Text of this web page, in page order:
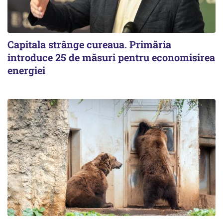
Capitala strânge cureaua. Primăria
introduce 25 de măsuri pentru economisirea
energiei